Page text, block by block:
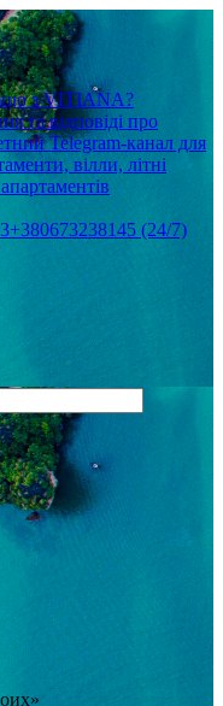
з VITIANA?
та відповіді про
Telegram-канал для
вілли, літні
+380673238145 (24/7)